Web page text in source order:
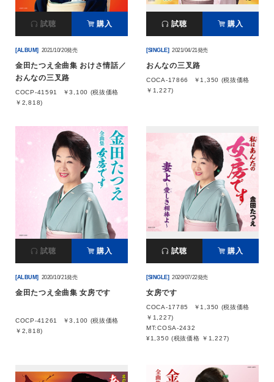
試聴 購入
[ALBUM] 2021/10/20発売
金田たつえ全曲集 おけさ情話／
おんなの三叉路
COCP-41591
￥3,100 (税抜価格
￥2,818)
試聴 購入
[SINGLE] 2021/04/21発売
おんなの三叉路
COCA-17866
￥1,350 (税抜価格
￥1,227)
試聴 購入
[ALBUM] 2020/10/21発売
金田たつえ全曲集 女房です
COCP-41261
￥3,100 (税抜価格
￥2,818)
試聴 購入
[SINGLE] 2020/07/22発売
女房です
COCA-17785
￥1,350 (税抜価格
￥1,227)
MT:COSA-2432
¥1,350 (税抜価格 ￥1,227)